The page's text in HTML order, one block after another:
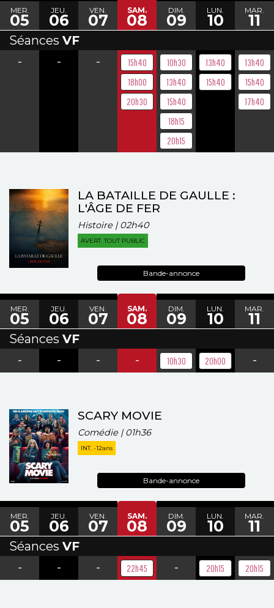
MER.
05
JEU.
06
VEN.
07
SAM.
08
DIM.
09
LUN.
10
MAR.
11
Séances VF
-
- -
15h40
18h00
20h30
10h30
13h40
15h40
18h15
20h15
13h40
15h40
13h40
15h40
17h40
LA BATAILLE DE GAULLE :
L'ÂGE DE FER
Histoire | 02h40
AVERT. TOUT PUBLIC
Bande-annonce
MER.
05
JEU.
06
VEN.
07
SAM.
08
DIM.
09
LUN.
10
MAR.
11
Séances VF
-
- - - 10h30 20h00 -
SCARY MOVIE
Comédie | 01h36
INT. -12ans
Bande-annonce
MER.
05
JEU.
06
VEN.
07
SAM.
08
DIM.
09
LUN.
10
MAR.
11
Séances VF
-
- - 22h45 - 20h15 20h15